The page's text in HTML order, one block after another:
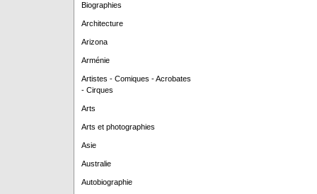
Biographies
Architecture
Arizona
Arménie
Artistes - Comiques - Acrobates
- Cirques
Arts
Arts et photographies
Asie
Australie
Autobiographie